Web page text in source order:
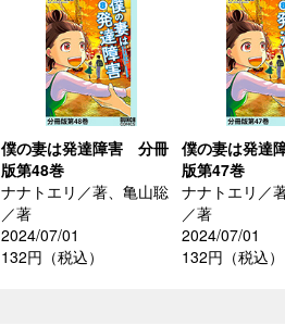
僕の妻は発達障害 分冊
版第48巻
ナナトエリ／著、亀山聡
／著
2024/07/01
132円（税込）
僕の妻は発達
版第47巻
ナナトエリ／
／著
2024/07/01
132円（税込）